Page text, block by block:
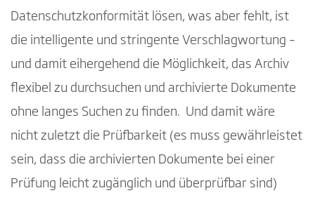
Datenschutzkonformität lösen, was aber fehlt, ist
die intelligente und stringente Verschlagwortung –
und damit eihergehend die Möglichkeit, das Archiv
flexibel zu durchsuchen und archivierte Dokumente
ohne langes Suchen zu finden. Und damit wäre
nicht zuletzt die Prüfbarkeit (es muss gewährleistet
sein, dass die archivierten Dokumente bei einer
Prüfung leicht zugänglich und überprüfbar sind)